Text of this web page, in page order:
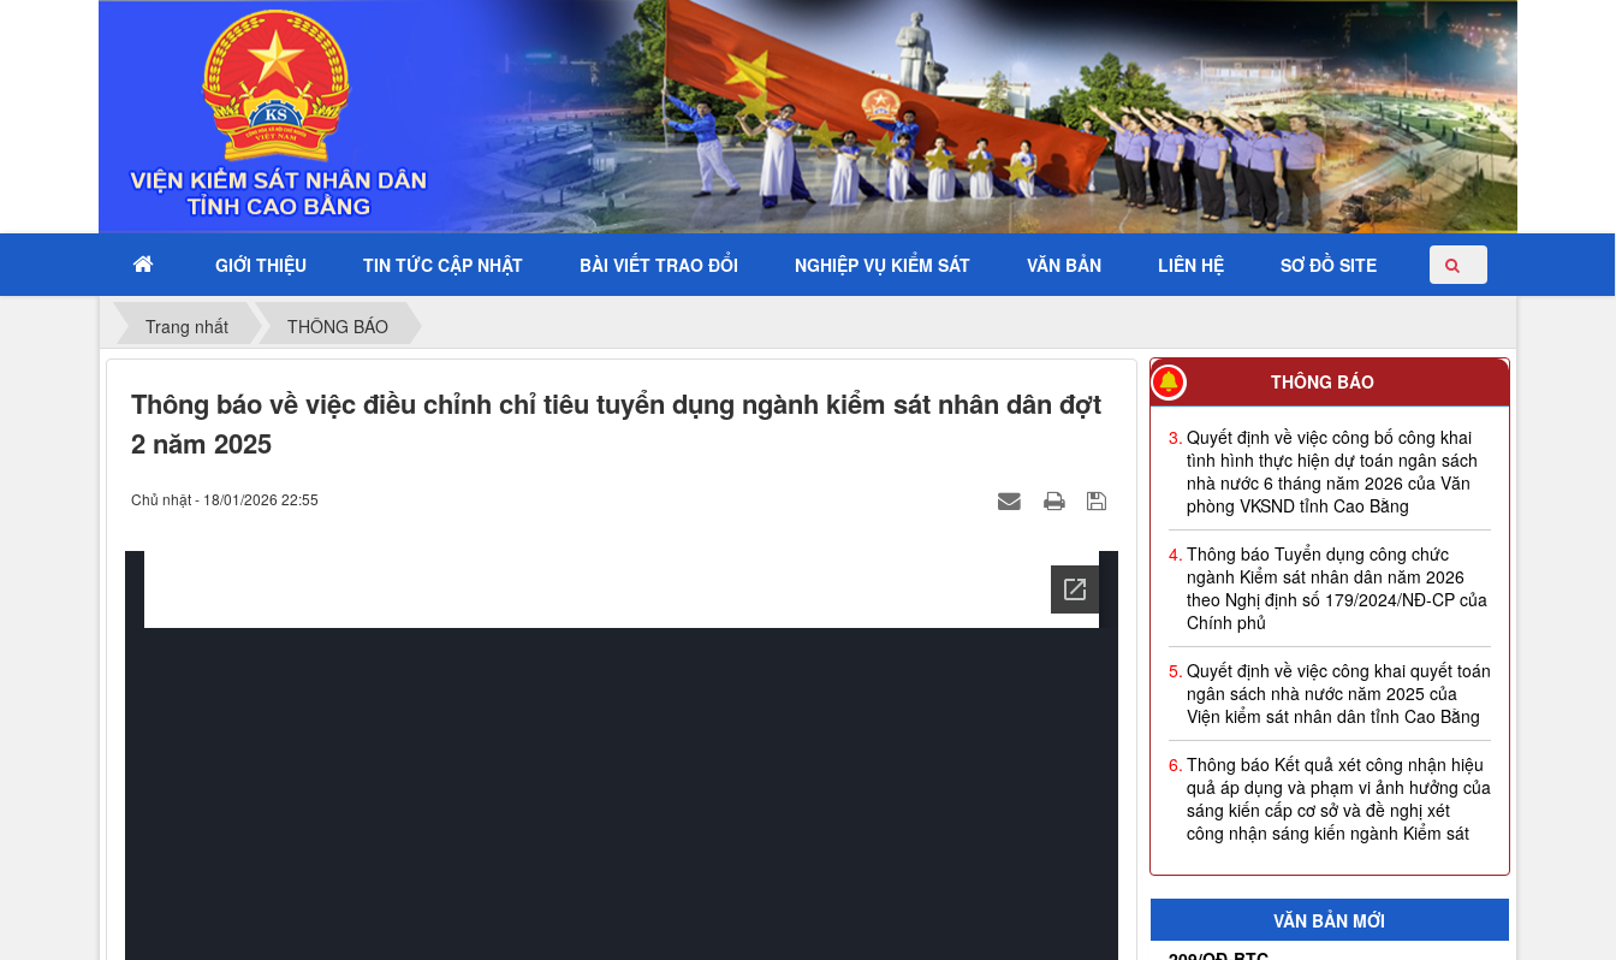
GIỚI THIỆU TIN TỨC CẬP NHẬT BÀI VIẾT TRAO ĐỔI NGHIỆP VỤ KIỂM SÁT VĂN BẢN LIÊN HỆ SƠ ĐỒ SITE
Trang nhất THÔNG BÁO
Thông báo về việc điều chỉnh chỉ tiêu tuyển dụng ngành kiểm sát nhân dân đợt
2 năm 2025
Chủ nhật - 18/01/2026 22:55
THÔNG BÁO
giao dự toán NSNN năm 2026
3.Quyết định về việc công bố công khai
tình hình thực hiện dự toán ngân sách
nhà nước 6 tháng năm 2026 của Văn
phòng VKSND tỉnh Cao Bằng
4.Thông báo Tuyển dụng công chức
ngành Kiểm sát nhân dân năm 2026
theo Nghị định số 179/2024/NĐ-CP của
Chính phủ
5.Quyết định về việc công khai quyết toán
ngân sách nhà nước năm 2025 của
Viện kiểm sát nhân dân tỉnh Cao Bằng
6.Thông báo Kết quả xét công nhận hiệu
quả áp dụng và phạm vi ảnh hưởng của
sáng kiến cấp cơ sở và đề nghị xét
công nhận sáng kiến ngành Kiểm sát
nhân dân năm 2026 (Đợt 1)
7.Thông báo thời gian sơ tuyển Đại học
Kiểm sát năm 2026
8.Công khai thực hiện dự toán thu-chi
VĂN BẢN MỚI